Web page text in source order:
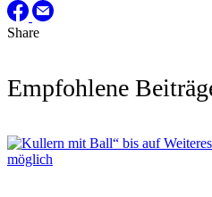
Share
Empfohlene